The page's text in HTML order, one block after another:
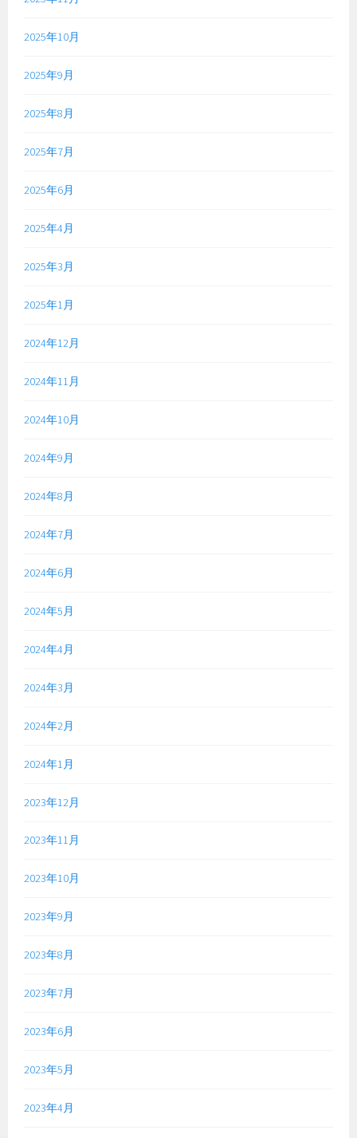
2025年10月
2025年9月
2025年8月
2025年7月
2025年6月
2025年4月
2025年3月
2025年1月
2024年12月
2024年11月
2024年10月
2024年9月
2024年8月
2024年7月
2024年6月
2024年5月
2024年4月
2024年3月
2024年2月
2024年1月
2023年12月
2023年11月
2023年10月
2023年9月
2023年8月
2023年7月
2023年6月
2023年5月
2023年4月